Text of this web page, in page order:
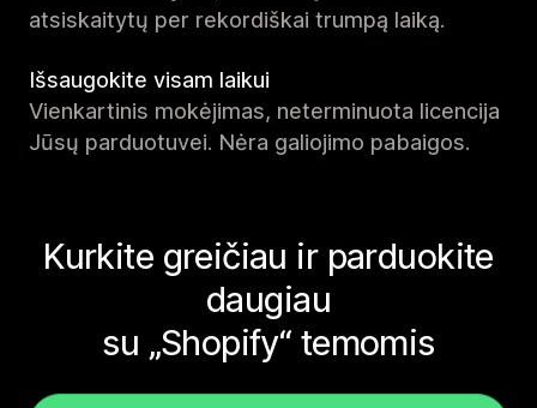
atsiskaitytų per rekordiškai trumpą laiką.
Išsaugokite visam laikui
Vienkartinis mokėjimas, neterminuota licencija
Jūsų parduotuvei. Nėra galiojimo pabaigos.
Kurkite greičiau ir parduokite
daugiau
su „Shopify“ temomis